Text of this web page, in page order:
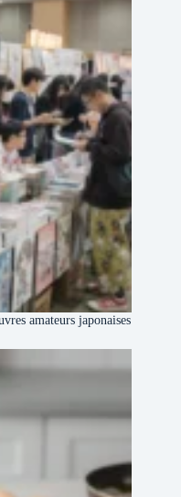
amateurs japonaises